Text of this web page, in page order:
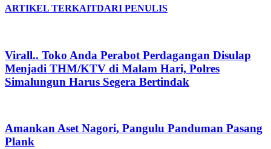
ARTIKEL TERKAITDARI PENULIS
Virall.. Toko Anda Perabot Perdagangan Disulap
Menjadi THM/KTV di Malam Hari, Polres
Simalungun Harus Segera Bertindak
Amankan Aset Nagori, Pangulu Panduman Pasang
Plank